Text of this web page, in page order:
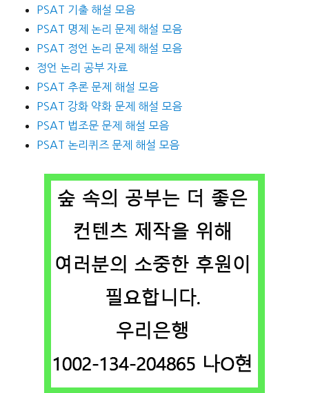
PSAT 기출 해설 모음
PSAT 명제 논리 문제 해설 모음
PSAT 정언 논리 문제 해설 모음
정언 논리 공부 자료
PSAT 추론 문제 해설 모음
PSAT 강화 약화 문제 해설 모음
PSAT 법조문 문제 해설 모음
PSAT 논리퀴즈 문제 해설 모음